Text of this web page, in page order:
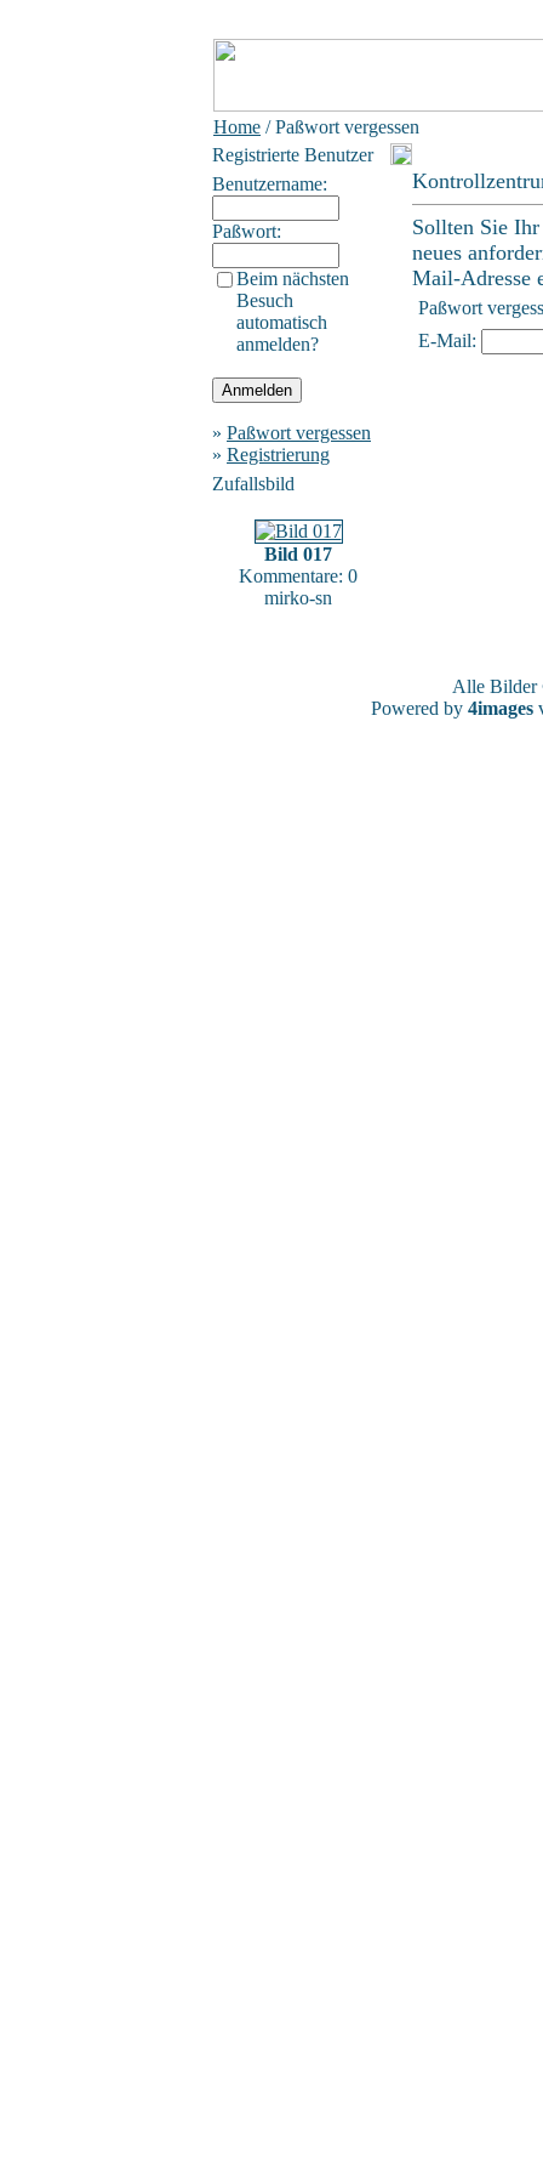
Home / Paßwort vergessen
Registrierte Benutzer
Benutzername:
Paßwort:
Beim nächsten
Besuch
automatisch
anmelden?
» Paßwort vergessen
» Registrierung
Zufallsbild
Bild 017
Kommentare: 0
mirko-sn
Sollten Sie
neues
Mail-Adresse
Paßwort
E-Mail:
Alle
Powered by 4images